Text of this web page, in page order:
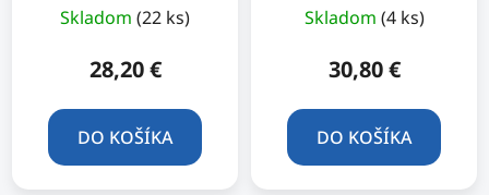
Skladom (22 ks)
28,20 €
DO KOŠÍKA
Skladom (4 ks)
30,80 €
DO KOŠÍKA